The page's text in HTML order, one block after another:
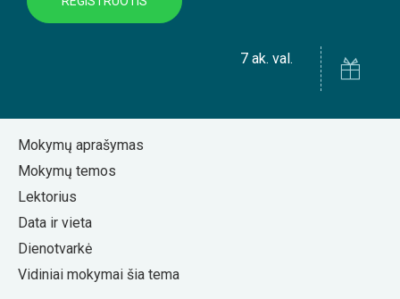
7 ak. val.
Mokymų aprašymas
Mokymų temos
Lektorius
Data ir vieta
Dienotvarkė
Vidiniai mokymai šia tema